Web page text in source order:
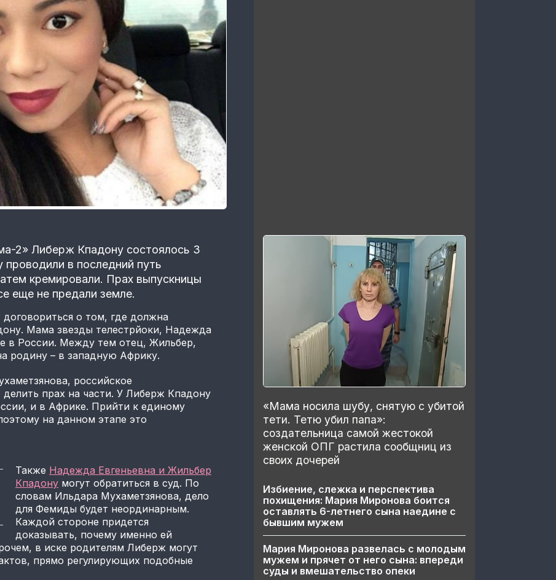
2» Либерж Кпадону состоялось 3
проводили в последний путь
кремировали. Прах выпускницы
еще не предали земле.
договориться о том, где должна
Мама звезды телестрйоки, Надежда
в России. Между тем отец, Жильбер,
родину – в западную Африку.
российское
делить прах на части. У Либерж Кпадону
и в Африке. Прийти к единому
на данном этапе это
Также Надежда Евгеньевна и Жильбер
Кпадону могут обратиться в суд. По
словам Ильдара Мухаметзянова, дело
для Фемиды будет неординарным.
Каждой стороне придется
доказывать, почему именно ей
в иске родителям Либерж могут
прямо регулирующих подобные
«Мама носила шубу, снятую с убитой
тети. Тетю убил папа»:
создательница самой жестокой
женской ОПГ растила сообщниц из
своих дочерей
Избиение, слежка и перспектива
похищения: Мария Миронова боится
оставлять 6-летнего сына наедине с
бывшим мужем
Мария Миронова развелась с молодым
мужем и прячет от него сына: впереди
суды и вмешательство опеки